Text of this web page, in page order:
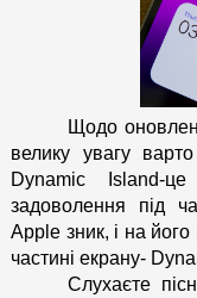
Щодо
велику увагу
Dynamic Island-
задоволення під
Apple зник, і на його
частині екрану-
Слухаєте